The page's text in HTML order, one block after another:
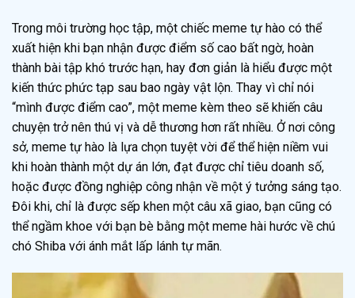
Trong môi trường học tập, một chiếc meme tự hào có thể
xuất hiện khi bạn nhận được điểm số cao bất ngờ, hoàn
thành bài tập khó trước hạn, hay đơn giản là hiểu được một
kiến thức phức tạp sau bao ngày vật lộn. Thay vì chỉ nói
“mình được điểm cao”, một meme kèm theo sẽ khiến câu
chuyện trở nên thú vị và dễ thương hơn rất nhiều. Ở nơi công
sở, meme tự hào là lựa chọn tuyệt vời để thể hiện niềm vui
khi hoàn thành một dự án lớn, đạt được chỉ tiêu doanh số,
hoặc được đồng nghiệp công nhận về một ý tưởng sáng tạo.
Đôi khi, chỉ là được sếp khen một câu xã giao, bạn cũng có
thể ngầm khoe với bạn bè bằng một meme hài hước về chú
chó Shiba với ánh mắt lấp lánh tự mãn.